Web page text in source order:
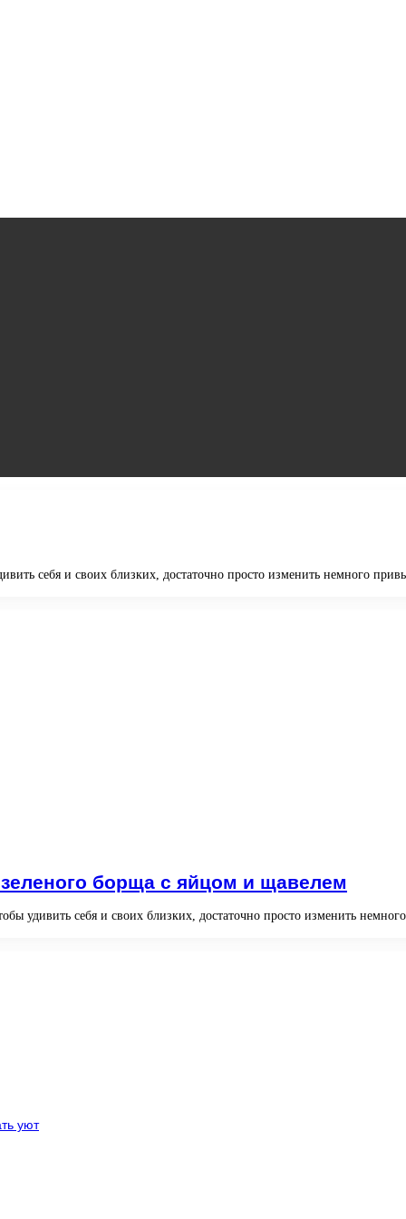
себя и своих близких, достаточно просто изменить немного
борща с яйцом и щавелем
удивить себя и своих близких, достаточно просто изменить
уют